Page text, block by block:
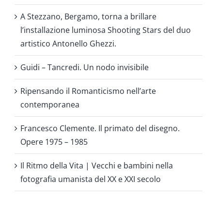
A Stezzano, Bergamo, torna a brillare
l’installazione luminosa Shooting Stars del duo
artistico Antonello Ghezzi.
Guidi – Tancredi. Un nodo invisibile
Ripensando il Romanticismo nell’arte
contemporanea
Francesco Clemente. Il primato del disegno.
Opere 1975 – 1985
Il Ritmo della Vita | Vecchi e bambini nella
fotografia umanista del XX e XXI secolo